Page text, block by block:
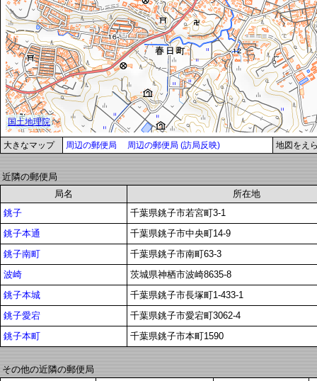
大きなマップ 周辺の郵便局 周辺の郵便局 (訪局反映) 地図をえ
近隣の郵便局
局名
所在地
銚子
千葉県銚子市若宮町3-1
銚子本通
千葉県銚子市中央町14-9
銚子南町
千葉県銚子市南町63-3
波崎
茨城県神栖市波崎8635-8
銚子本城
千葉県銚子市長塚町1-433-1
銚子愛宕
千葉県銚子市愛宕町3062-4
銚子本町
千葉県銚子市本町1590
その他の近隣の郵便局